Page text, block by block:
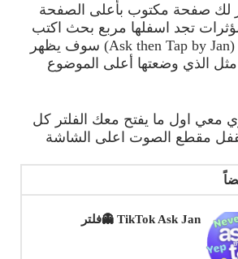
صفحة مكتوب بأعلى الصفحة
تجد اسفلها مربع بحث اكتب
(Ask then Tap by Jan)
سوف يظهر
الذي وضعتها أعلى الموضوع
معي اول ما يفتح معك الفلتر كل
مقطع الصوت اعلى الشاشة
TikTok Ask Jan 👻فلتر